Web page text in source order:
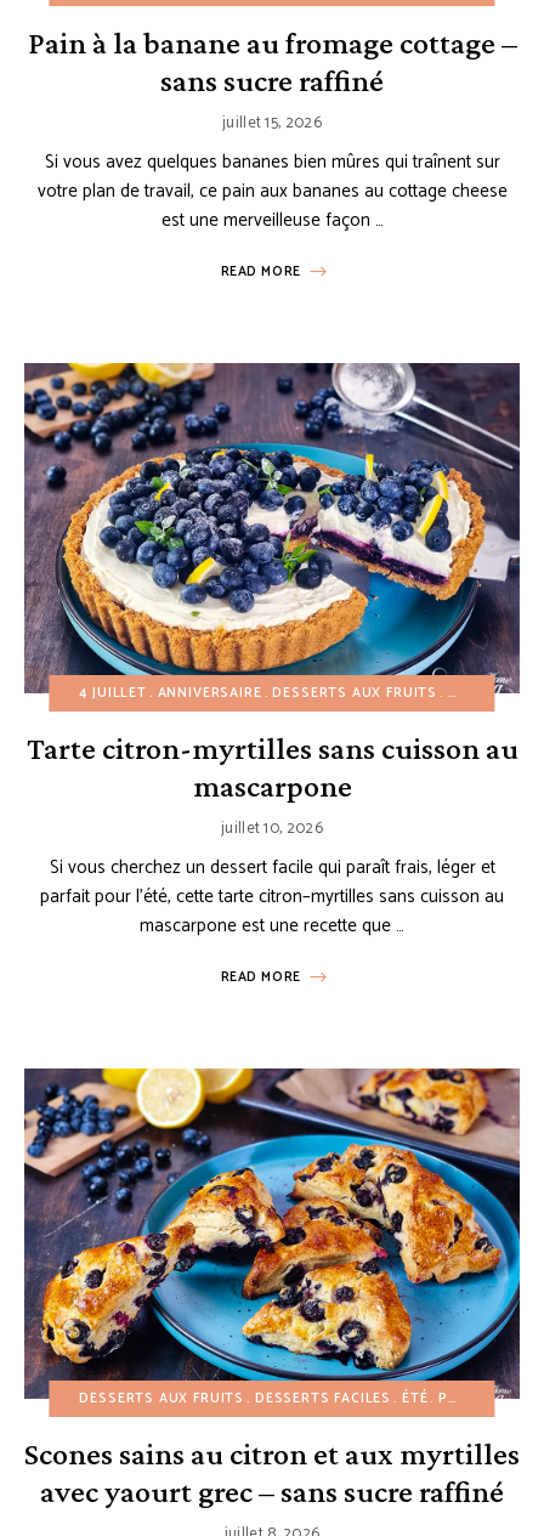
Pain à la banane au fromage cottage –
sans sucre raffiné
juillet 15, 2026
Si vous avez quelques bananes bien mûres qui traînent sur
votre plan de travail, ce pain aux bananes au cottage cheese
est une merveilleuse façon …
READ MORE
4 JUILLET ANNIVERSAIRE DESSERTS AUX FRUITS DESSERTS
Tarte citron-myrtilles sans cuisson au
mascarpone
juillet 10, 2026
Si vous cherchez un dessert facile qui paraît frais, léger et
parfait pour l’été, cette tarte citron–myrtilles sans cuisson au
mascarpone est une recette que …
READ MORE
DESSERTS AUX FRUITS DESSERTS FACILES ÉTÉ PÂTISSERIES
Scones sains au citron et aux myrtilles
avec yaourt grec – sans sucre raffiné